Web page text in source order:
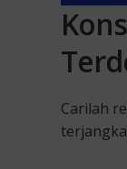
Carilah